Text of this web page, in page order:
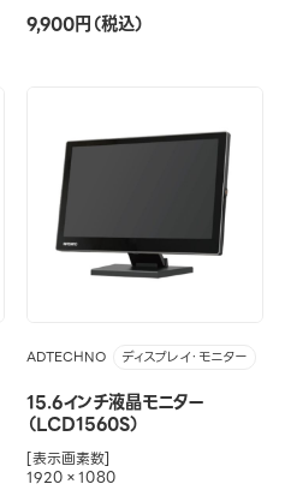
9,900円（税込）
ADTECHNO ディスプレイ・モニター
15.6インチ液晶モニター
（LCD1560S）
[表示画素数]
1920×1080